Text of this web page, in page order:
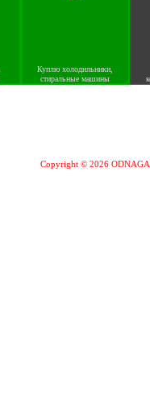
Куплю холодильники,
стиральные машины
Copyright © 2026